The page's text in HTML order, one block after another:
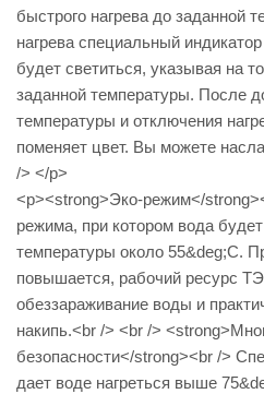
быстрого нагрева до заданной
нагрева специальный
будет светиться, указывая на
заданной температуры. После
температуры и отключения
поменяет цвет. Вы можете
/> </p>
<p><strong>Эко-режим</
режима, при котором вода
температуры около 55&deg;С.
повышается, рабочий ресурс
обеззараживание воды и
накипь.<br /> <br />
безопасности</strong><br />
дает воде нагреться выше